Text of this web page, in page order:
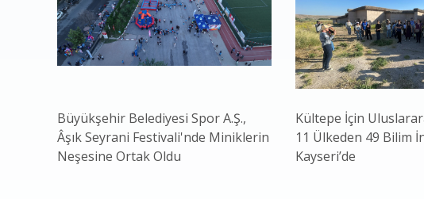
Büyükşehir Belediyesi Spor A.Ş.,
Âşık Seyrani Festivali'nde Miniklerin
Neşesine Ortak Oldu
Kültepe İçin
11 Ülkeden 49 Bilim
Kayseri’de